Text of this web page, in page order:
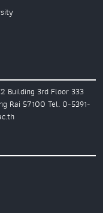
Building 3rd Floor 333
Rai 57100 Tel. 0-5391-